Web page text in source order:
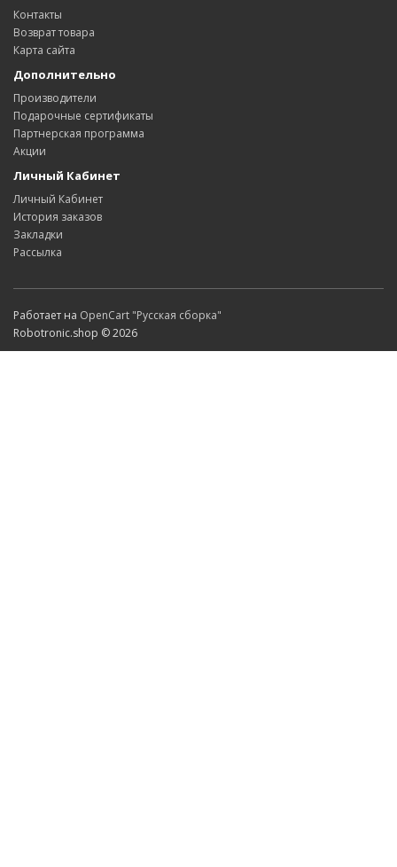
Контакты
Возврат товара
Карта сайта
Дополнительно
Производители
Подарочные сертификаты
Партнерская программа
Акции
Личный Кабинет
Личный Кабинет
История заказов
Закладки
Рассылка
Работает на OpenCart "Русская сборка"
Robotronic.shop © 2026